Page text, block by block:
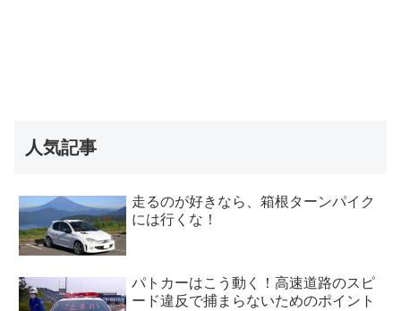
人気記事
走るのが好きなら、箱根ターンパイク
には行くな！
パトカーはこう動く！高速道路のスピ
ード違反で捕まらないためのポイント